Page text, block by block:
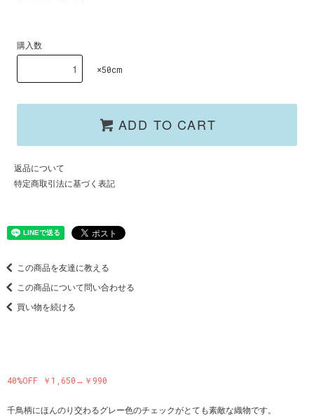
購入数
×50cm
ADD TO CART
返品について
特定商取引法に基づく表記
この商品を友達に教える
この商品について問い合わせる
買い物を続ける
40%OFF ￥1,650→￥990
千鳥柄にほんのり交わるグレー色のチェックがとても素敵な織物です。